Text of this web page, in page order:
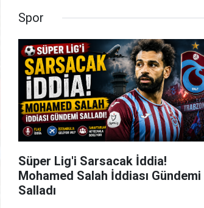
Spor
Süper Lig'i Sarsacak İddia!
Mohamed Salah İddiası Gündemi
Salladı